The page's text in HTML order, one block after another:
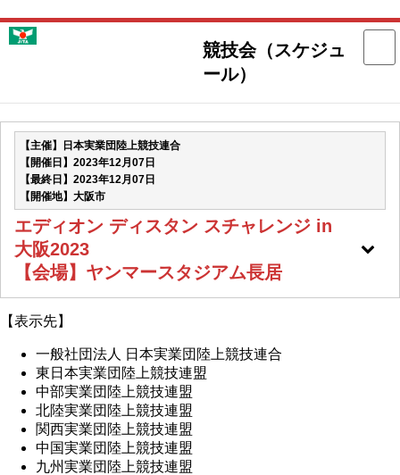
競技会（スケジュ
ール）
【主催】日本実業団陸上競技連合
【開催日】2023年12月07日
【最終日】2023年12月07日
【開催地】大阪市
エディオン ディスタン スチャレンジ in
大阪2023
【会場】ヤンマースタジアム長居
【表示先】
一般社団法人 日本実業団陸上競技連合
東日本実業団陸上競技連盟
中部実業団陸上競技連盟
北陸実業団陸上競技連盟
関西実業団陸上競技連盟
中国実業団陸上競技連盟
九州実業団陸上競技連盟